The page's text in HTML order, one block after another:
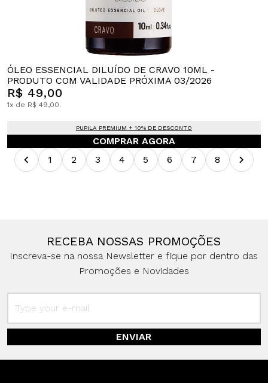
ÓLEO ESSENCIAL DILUÍDO DE CRAVO 10ML -
PRODUTO COM VALIDADE PRÓXIMA 03/2026
R$ 49,00
1x de R$ 49,00.
PUPILA PREMIUM + 10% DE DESCONTO
COMPRAR AGORA
1
2 3 4 5 6 7 8
RECEBA NOSSAS PROMOÇÕES
Inscreva-se na nossa Newsletter e fique por dentro das
Promoções e Novidades
ENVIAR